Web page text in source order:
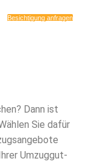
Besichtigung anfragen
Dann ist
Sie dafür
Umzuggut-